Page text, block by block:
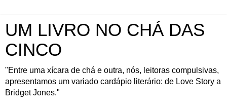
UM LIVRO NO CHÁ DAS
CINCO
"Entre uma xícara de chá e outra, nós, leitoras compulsivas,
apresentamos um variado cardápio literário: de Love Story a
Bridget Jones."